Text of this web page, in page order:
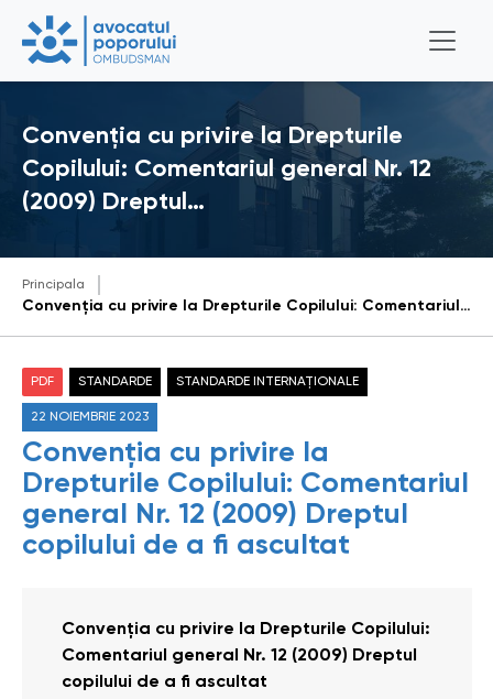
Convenția cu privire la Drepturile
Copilului: Comentariul general Nr. 12
(2009) Dreptul…
Principala
Convenția cu privire la Drepturile Copilului: Comentariul general Nr. 12 (2009) Dreptul copilului de a fi ascultat
PDF STANDARDE STANDARDE INTERNAȚIONALE
22 NOIEMBRIE 2023
Convenția cu privire la
Drepturile Copilului: Comentariul
general Nr. 12 (2009) Dreptul
copilului de a fi ascultat
Convenția cu privire la Drepturile Copilului:
Comentariul general Nr. 12 (2009) Dreptul
copilului de a fi ascultat